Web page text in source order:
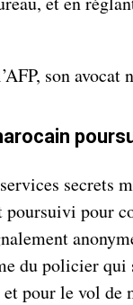
son avocat
secrets
poursuivi pour
du policier qui
pour le vol